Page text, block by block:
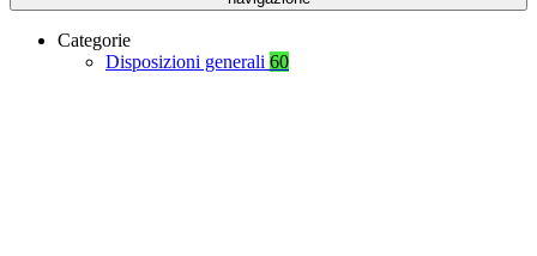
Categorie
Disposizioni generali 60